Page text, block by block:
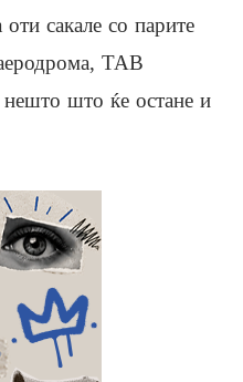
сакале со парите
ТАВ
нешто што ќе остане и